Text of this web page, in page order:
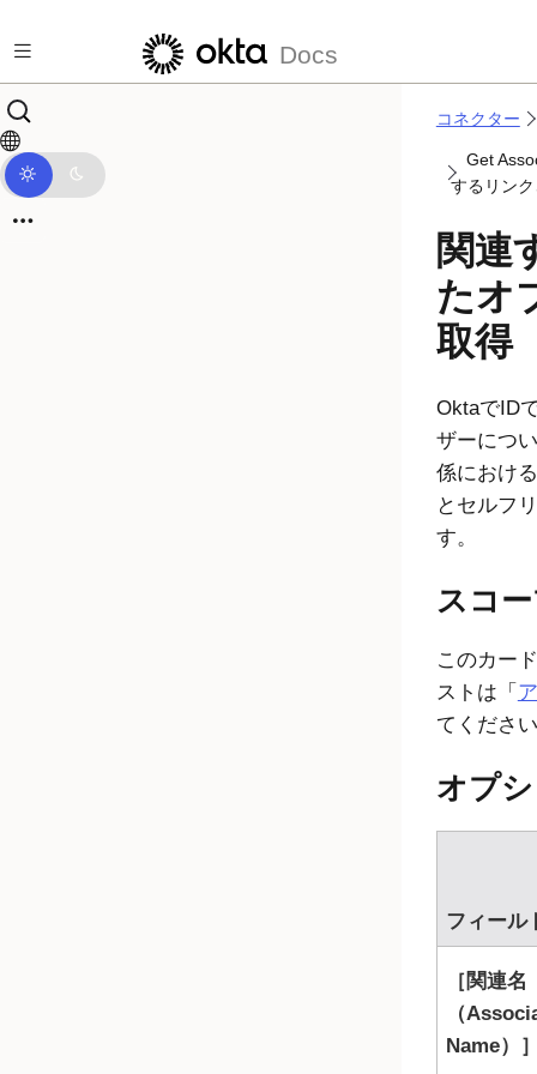
Docs
コネクター
Get
するリン
関連
たオ
取得
OktaでID
ザーにつ
係におけ
とセルフ
す。
スコ
このカー
ストは「
てくださ
オプ
フィール
関連名
（
Name）